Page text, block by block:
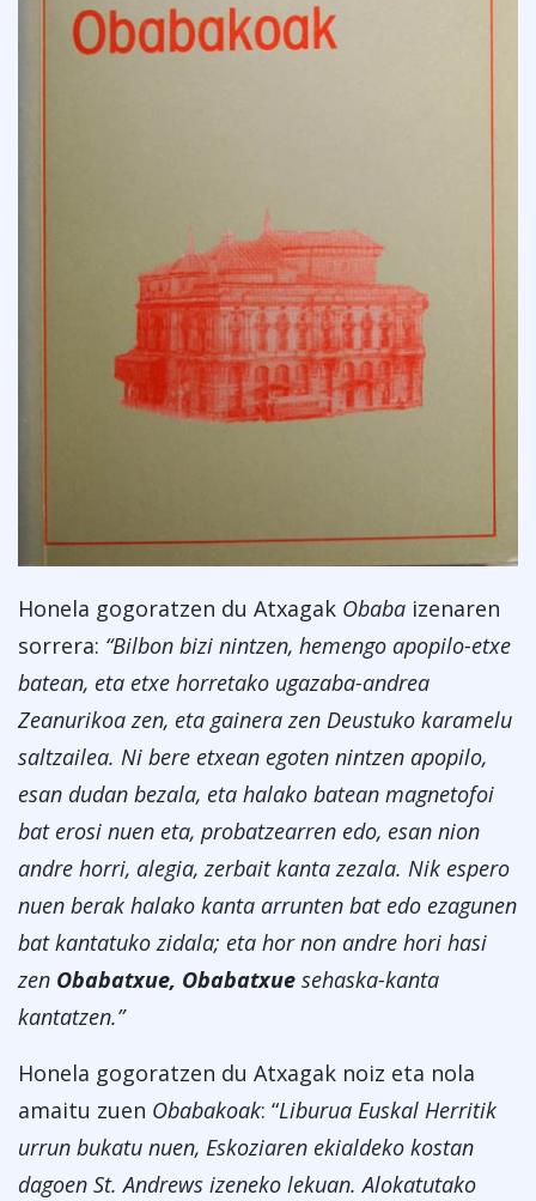
Honela gogoratzen du Atxagak Obaba izenaren
sorrera: “Bilbon bizi nintzen, hemengo apopilo-etxe
batean, eta etxe horretako ugazaba-andrea
Zeanurikoa zen, eta gainera zen Deustuko karamelu
saltzailea. Ni bere etxean egoten nintzen apopilo,
esan dudan bezala, eta halako batean magnetofoi
bat erosi nuen eta, probatzearren edo, esan nion
andre horri, alegia, zerbait kanta zezala. Nik espero
nuen berak halako kanta arrunten bat edo ezagunen
bat kantatuko zidala; eta hor non andre hori hasi
zen Obabatxue, Obabatxue sehaska-kanta
kantatzen.”
Honela gogoratzen du Atxagak noiz eta nola
amaitu zuen Obabakoak: “Liburua Euskal Herritik
urrun bukatu nuen, Eskoziaren ekialdeko kostan
dagoen St. Andrews izeneko lekuan. Alokatutako